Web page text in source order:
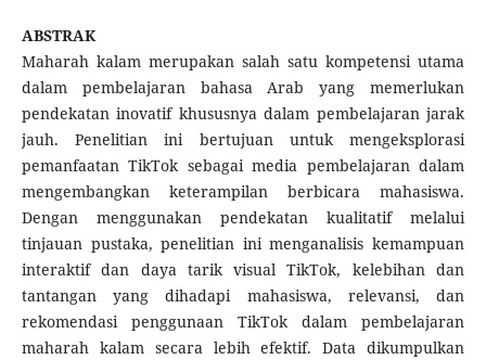
ABSTRAK
Maharah kalam merupakan salah satu kompetensi utama
dalam pembelajaran bahasa Arab yang memerlukan
pendekatan inovatif khususnya dalam pembelajaran jarak
jauh. Penelitian ini bertujuan untuk mengeksplorasi
pemanfaatan TikTok sebagai media pembelajaran dalam
mengembangkan keterampilan berbicara mahasiswa.
Dengan menggunakan pendekatan kualitatif melalui
tinjauan pustaka, penelitian ini menganalisis kemampuan
interaktif dan daya tarik visual TikTok, kelebihan dan
tantangan yang dihadapi mahasiswa, relevansi, dan
rekomendasi penggunaan TikTok dalam pembelajaran
maharah kalam secara lebih efektif. Data dikumpulkan